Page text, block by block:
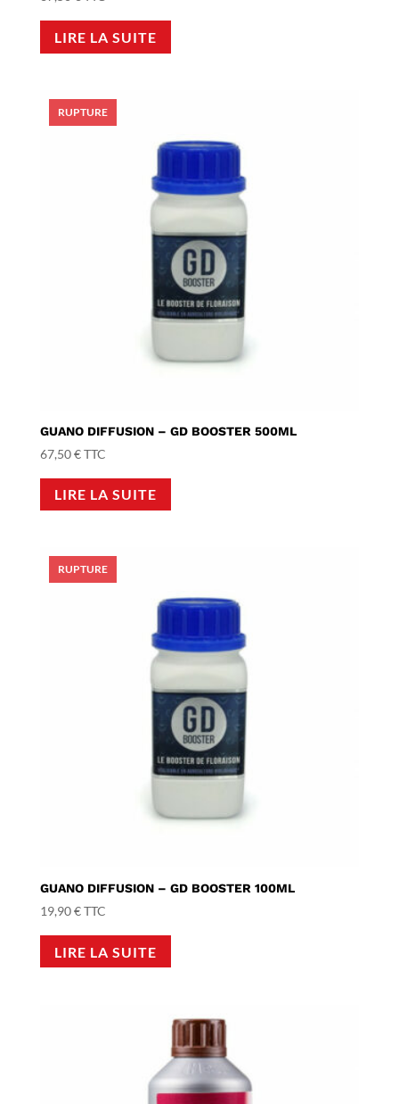
LIRE LA SUITE
GUANO DIFFUSION – GD BOOSTER 500ML
67,50€TTC
LIRE LA SUITE
GUANO DIFFUSION – GD BOOSTER 100ML
19,90€TTC
LIRE LA SUITE